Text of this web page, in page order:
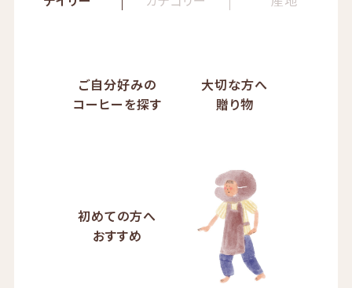
ご自分好みの
コーヒーを探す
大切な方へ
贈り物
初めての方へ
おすすめ